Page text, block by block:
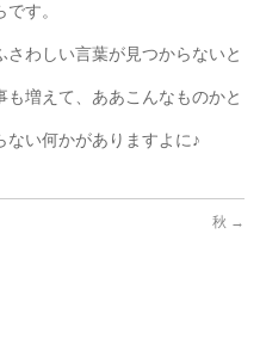
す。
わしい言葉が見つからないと
増えて、ああこんなものかと
ない何かがありますよに♪
秋 →